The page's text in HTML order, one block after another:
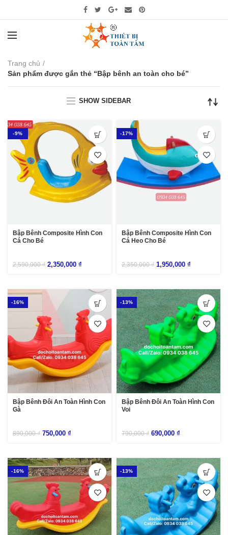
Trang chủ
Sản phẩm được gắn thẻ “Bập bênh an toàn cho bé”
SHOW SIDEBAR
-9%
Bập Bênh Composite Hình Con
Cá Cho Bé
2,590,000₫ 2,350,000 ₫
-17%
Bập Bênh Composite Hình Con
Cá Heo Cho Bé
2,350,000₫ 1,950,000 ₫
-16%
Bập Bênh Đôi An Toàn Hình Con
Gà
890,000₫ 750,000 ₫
-13%
Bập Bênh Đôi An Toàn Hình Con
Voi
790,000₫ 690,000 ₫
-16% -13%